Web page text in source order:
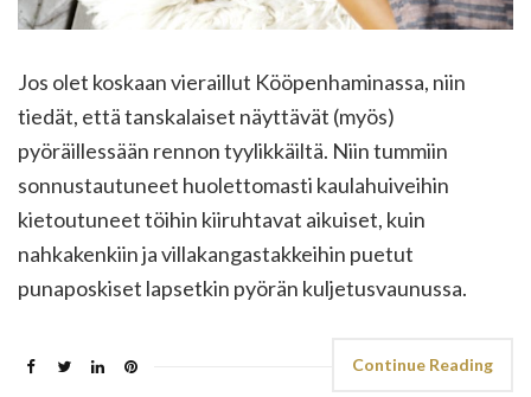
Jos olet koskaan vieraillut Kööpenhaminassa, niin
tiedät, että tanskalaiset näyttävät (myös)
pyöräillessään rennon tyylikkäiltä. Niin tummiin
sonnustautuneet huolettomasti kaulahuiveihin
kietoutuneet töihin kiiruhtavat aikuiset, kuin
nahkakenkiin ja villakangastakkeihin puetut
punaposkiset lapsetkin pyörän kuljetusvaunussa.
Continue Reading